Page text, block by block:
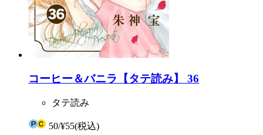
コーヒー＆バニラ【タテ読み】 36
タテ読み
50/¥55(税込)